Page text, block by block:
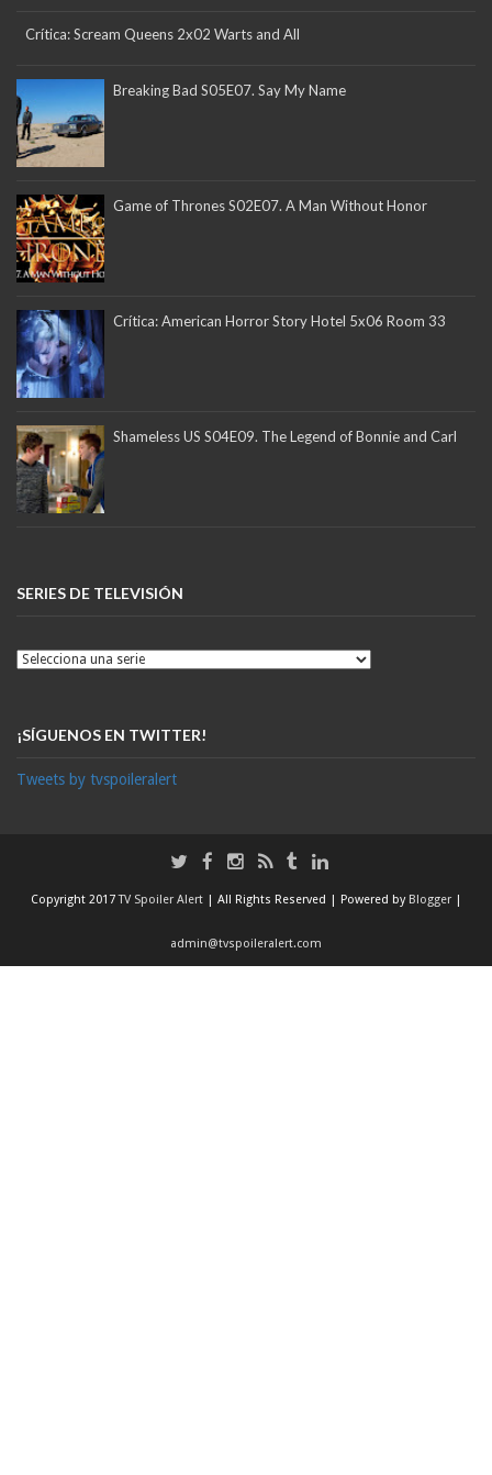
Crítica: Scream Queens 2x02 Warts and All
Breaking Bad S05E07. Say My Name
Game of Thrones S02E07. A Man Without Honor
Crítica: American Horror Story Hotel 5x06 Room 33
Shameless US S04E09. The Legend of Bonnie and Carl
SERIES DE TELEVISIÓN
¡SÍGUENOS EN TWITTER!
Tweets by tvspoileralert
Copyright 2017TV Spoiler Alert | All Rights Reserved | Powered by Blogger |
admin@tvspoileralert.com